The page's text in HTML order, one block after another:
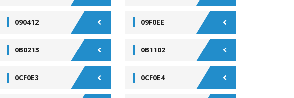
090412 09F0EE
0B0213 0B1102
0CF0E3 0CF0E4